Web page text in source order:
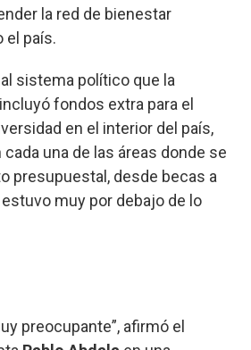
la red de bienestar
el país.
sistema político que la
fondos extra para el
en el interior del país,
una de las áreas donde se
presupuestal, desde becas a
muy por debajo de lo
preocupante”, afirmó el